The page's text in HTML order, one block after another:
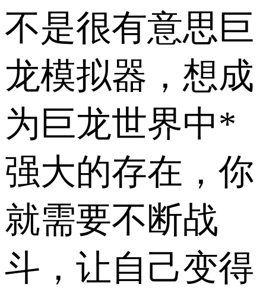
不是很有意思巨
龙模拟器，想成
为巨龙世界中*
强大的存在，你
就需要不断战
斗，让自己变得